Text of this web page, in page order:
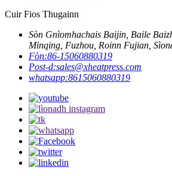
Cuir Fios Thugainn
Sòn Gnìomhachais Baijin, Baile
Minqing, Fuzhou, Roinn Fujian,
Fòn:86-15060880319
Post-d:sales@xheatpress.com
whatsapp:8615060880319